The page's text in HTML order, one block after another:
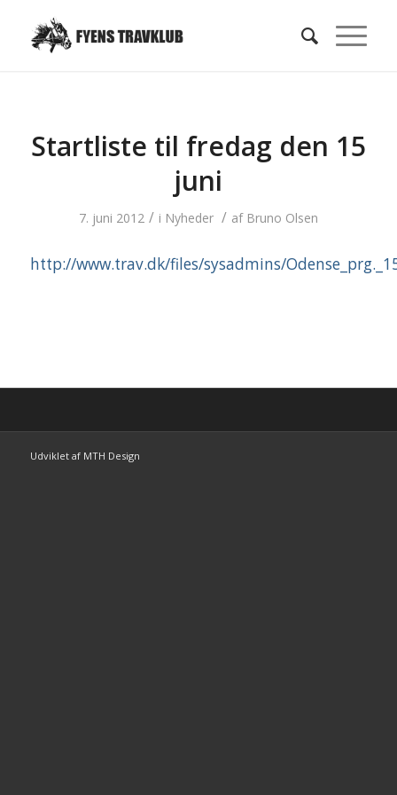
Startliste til fredag den 15
juni
7. juni 2012 / i Nyheder / af Bruno Olsen
http://www.trav.dk/files/sysadmins/
Udviklet af MTH Design